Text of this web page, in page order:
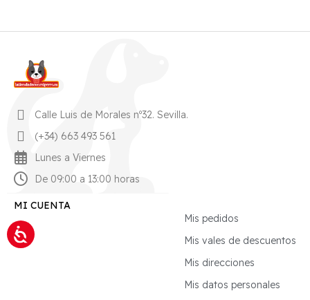
Calle Luis de Morales nº32. Sevilla.
(+34) 663 493 561
Lunes a Viernes
De 09:00 a 13:00 horas
MI CUENTA
Mis pedidos
Mis vales de descuentos
Mis direcciones
Mis datos personales